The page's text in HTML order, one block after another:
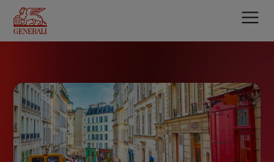
contenu
principal